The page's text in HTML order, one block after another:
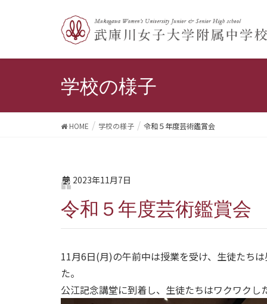
学校の様子
HOME 学校の様子 令和５年度芸術鑑賞会
2023年11月7日
令和５年度芸術鑑賞会
11月6日(月)の午前中は授業を受け、生徒たち
た。
公江記念講堂に到着し、生徒たちはワクワクし